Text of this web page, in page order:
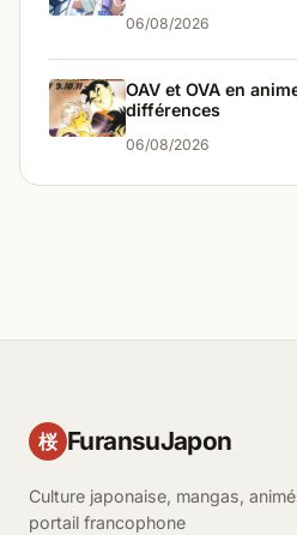
06/08/2026
OAV et OVA en
différences
06/08/2026
桜 FuransuJapon
Culture japonaise, mangas,
portail francophone